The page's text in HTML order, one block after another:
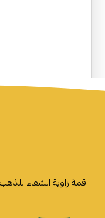
قمة زاوية الشفاء